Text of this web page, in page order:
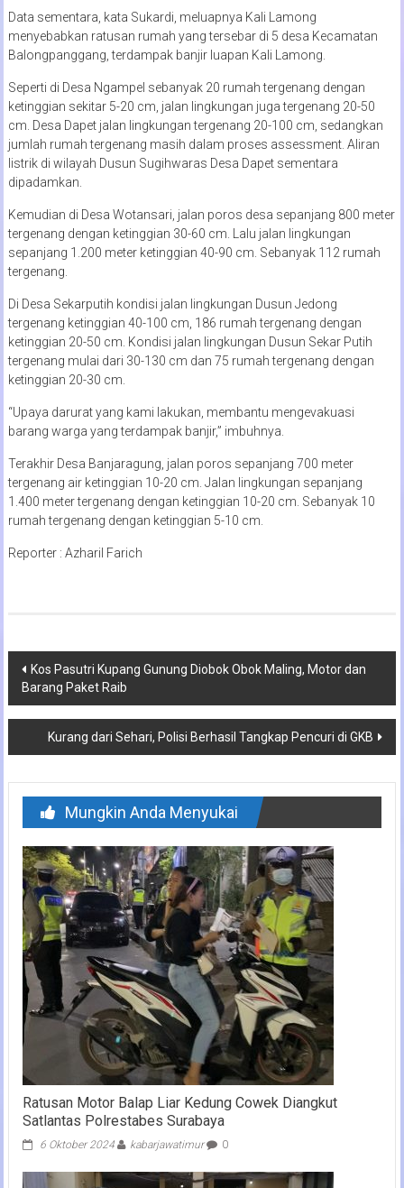
Data sementara, kata Sukardi, meluapnya Kali Lamong
menyebabkan ratusan rumah yang tersebar di 5 desa Kecamatan
Balongpanggang, terdampak banjir luapan Kali Lamong.
Seperti di Desa Ngampel sebanyak 20 rumah tergenang dengan
ketinggian sekitar 5-20 cm, jalan lingkungan juga tergenang 20-50
cm. Desa Dapet jalan lingkungan tergenang 20-100 cm, sedangkan
jumlah rumah tergenang masih dalam proses assessment. Aliran
listrik di wilayah Dusun Sugihwaras Desa Dapet sementara
dipadamkan.
Kemudian di Desa Wotansari, jalan poros desa sepanjang 800 meter
tergenang dengan ketinggian 30-60 cm. Lalu jalan lingkungan
sepanjang 1.200 meter ketinggian 40-90 cm. Sebanyak 112 rumah
tergenang.
Di Desa Sekarputih kondisi jalan lingkungan Dusun Jedong
tergenang ketinggian 40-100 cm, 186 rumah tergenang dengan
ketinggian 20-50 cm. Kondisi jalan lingkungan Dusun Sekar Putih
tergenang mulai dari 30-130 cm dan 75 rumah tergenang dengan
ketinggian 20-30 cm.
“Upaya darurat yang kami lakukan, membantu mengevakuasi
barang warga yang terdampak banjir,” imbuhnya.
Terakhir Desa Banjaragung, jalan poros sepanjang 700 meter
tergenang air ketinggian 10-20 cm. Jalan lingkungan sepanjang
1.400 meter tergenang dengan ketinggian 10-20 cm. Sebanyak 10
rumah tergenang dengan ketinggian 5-10 cm.
Reporter : Azharil Farich
Navigasi
pos
Kos Pasutri Kupang Gunung Diobok Obok Maling, Motor dan
Barang Paket Raib
Kurang dari Sehari, Polisi Berhasil Tangkap Pencuri di GKB
Mungkin Anda Menyukai
Ratusan Motor Balap Liar Kedung Cowek Diangkut
Satlantas Polrestabes Surabaya
6 Oktober 2024 kabarjawatimur 0